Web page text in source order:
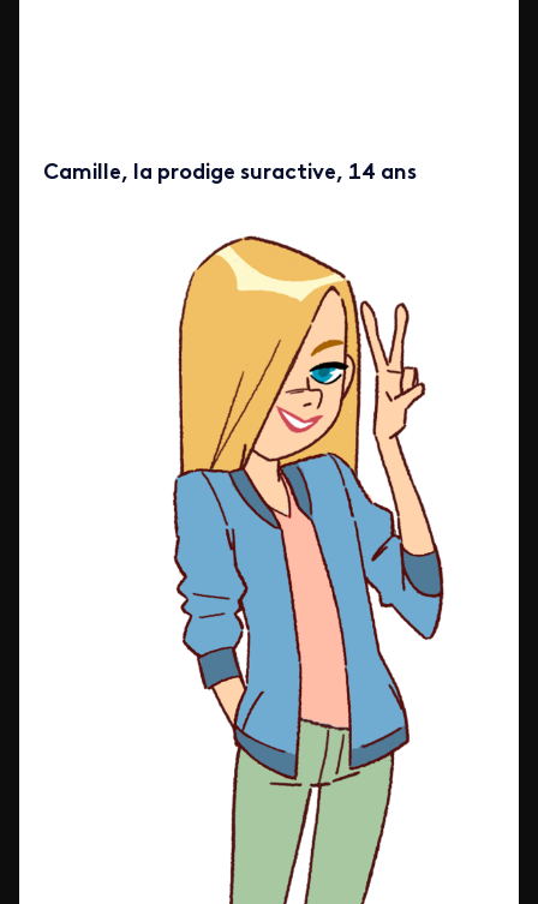
Camille, la prodige suractive, 14 ans